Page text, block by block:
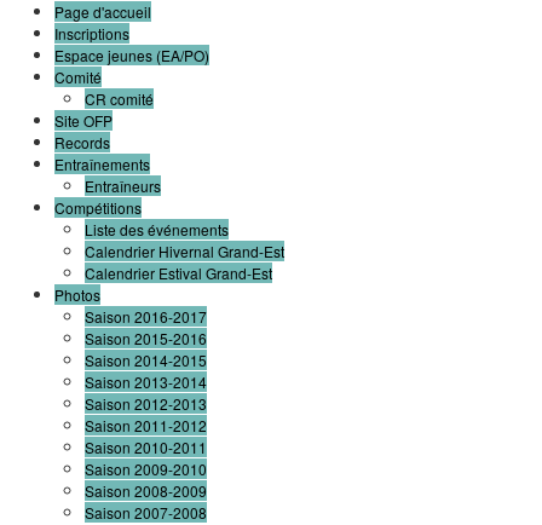
Page d'accueil
Inscriptions
Espace jeunes (EA/PO)
Comité
CR comité
Site OFP
Records
Entraînements
Entraîneurs
Compétitions
Liste des événements
Calendrier Hivernal Grand-Est
Calendrier Estival Grand-Est
Photos
Saison 2016-2017
Saison 2015-2016
Saison 2014-2015
Saison 2013-2014
Saison 2012-2013
Saison 2011-2012
Saison 2010-2011
Saison 2009-2010
Saison 2008-2009
Saison 2007-2008